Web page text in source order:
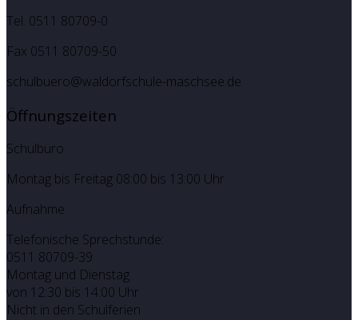
Tel. 0511 80709-0
Fax 0511 80709-50
schulbuero@waldorfschule-maschsee.de
Öffnungszeiten
Schulbüro
Montag bis Freitag 08:00 bis 13:00 Uhr
Aufnahme
Telefonische Sprechstunde:
0511 80709-39
Montag und Dienstag
von 12:30 bis 14:00 Uhr
Nicht in den Schulferien